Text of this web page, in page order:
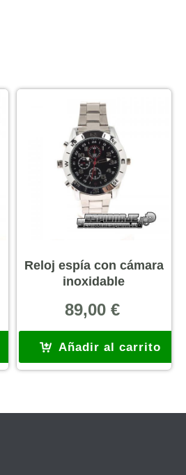
Reloj espía con cámara
inoxidable
89,00 €
Añadir al carrito